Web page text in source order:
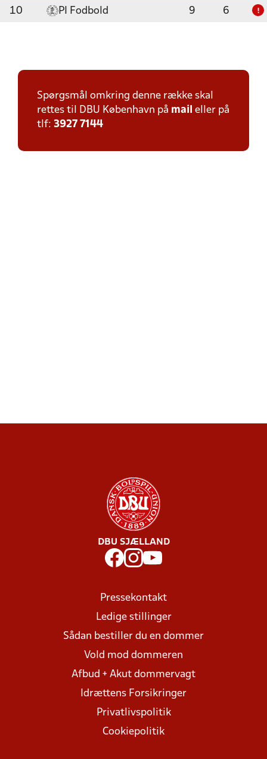
10 PI Fodbold 9 6 !
Spørgsmål omkring denne række skal
rettes til DBU København på mail eller på
tlf: 3927 7144
DBU SJÆLLAND
Pressekontakt
Ledige stillinger
Sådan bestiller du en dommer
Vold mod dommeren
Afbud + Akut dommervagt
Idrættens Forsikringer
Privatlivspolitik
Cookiepolitik